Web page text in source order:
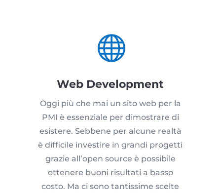

Web Development
Oggi più che mai un sito web per la
PMI è essenziale per dimostrare di
esistere. Sebbene per alcune realtà
è difficile investire in grandi progetti
grazie all’open source è possibile
ottenere buoni risultati a basso
costo. Ma ci sono tantissime scelte